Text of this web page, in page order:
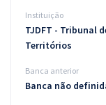
Aprovados
Instituição
TJDFT - Tribunal
Territórios
Banca anterior
Banca não